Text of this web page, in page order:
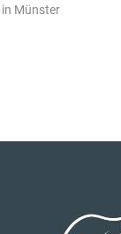
Münster